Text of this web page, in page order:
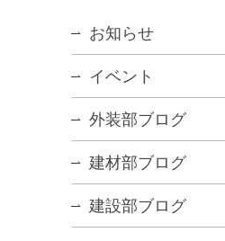
お知らせ
イベント
外装部ブログ
建材部ブログ
建設部ブログ